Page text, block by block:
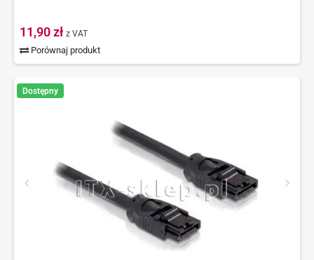
11,90 zł z VAT
Porównaj produkt
Dostępny